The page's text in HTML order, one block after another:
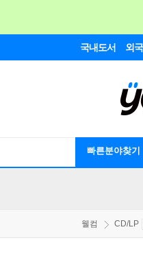
국내도서 외
빠른분야찾기
웰컴 CD/LP